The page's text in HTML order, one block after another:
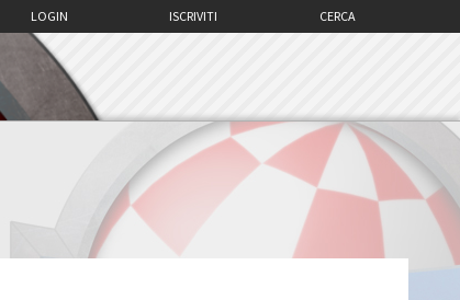
CERCA
ISCRIVITI
LOGIN